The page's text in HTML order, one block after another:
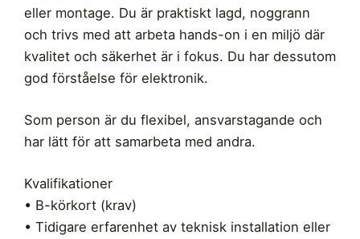
eller montage. Du är praktiskt lagd, noggrann
och trivs med att arbeta hands-on i en miljö där
kvalitet och säkerhet är i fokus. Du har dessutom
god förståelse för elektronik.
Som person är du flexibel, ansvarstagande och
har lätt för att samarbeta med andra.
Kvalifikationer
• B-körkort (krav)
• Tidigare erfarenhet av teknisk installation eller